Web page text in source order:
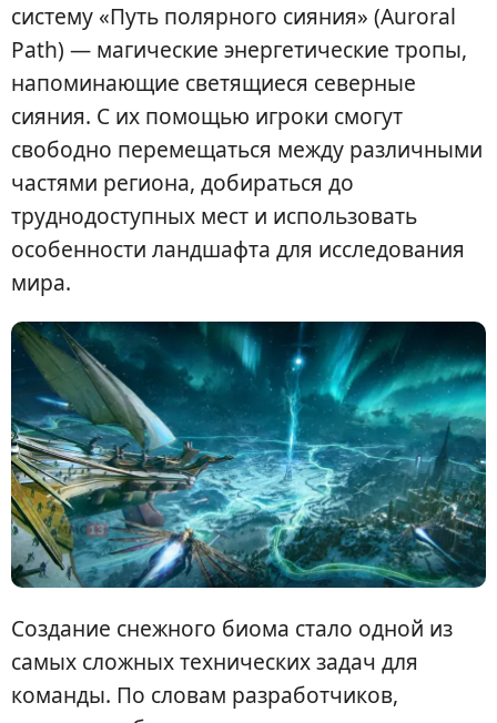
систему «Путь полярного сияния» (Auroral
Path) — магические энергетические тропы,
напоминающие светящиеся северные
сияния. С их помощью игроки смогут
свободно перемещаться между различными
частями региона, добираться до
труднодоступных мест и использовать
особенности ландшафта для исследования
мира.
Создание снежного биома стало одной из
самых сложных технических задач для
команды. По словам разработчиков,